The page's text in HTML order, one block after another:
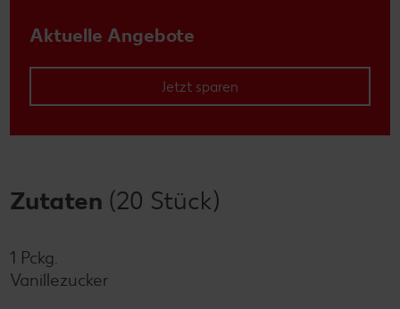
Aktuelle Angebote
Jetzt sparen
Zutaten (20 Stück)
1 Pckg.
Vanillezucker